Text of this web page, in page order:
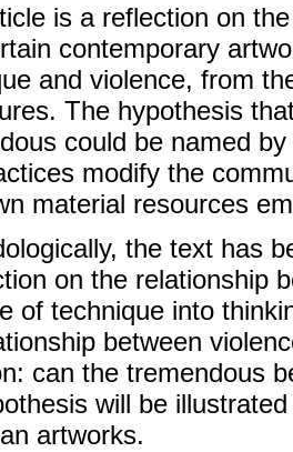
is a reflection on
contemporary
and violence, from
The hypothesis
could be named
modify the
material resources
the text has
on the relationship
of technique into
between
can the tremendous
will be
artworks.